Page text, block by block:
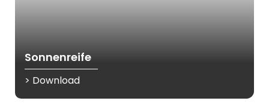
Sonnenreife
> Download